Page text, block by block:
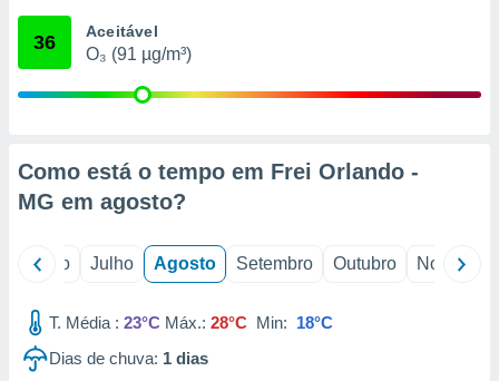
através
1199
36 Aceitável
O₃ (91 µg/m³)
Como está o tempo em Frei Orlando -
MG em agosto?
Junho Julho Agosto Setembro Outubro Novembro
T. Média : 23°C Máx.: 28°C Min: 18°C
Dias de chuva: 1 dias